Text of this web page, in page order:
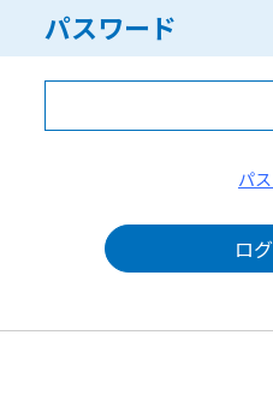
パスワード
パ